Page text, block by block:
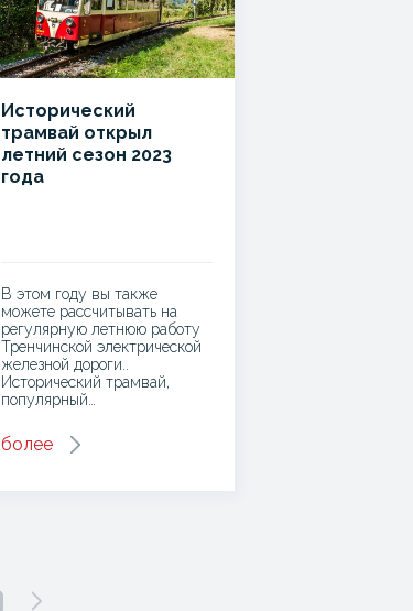
Исторический
трамвай открыл
летний сезон 2023
года
В этом году вы также
можете рассчитывать на
регулярную летнюю работу
Тренчинской электрической
железной дороги..
Исторический трамвай,
популярный…
более